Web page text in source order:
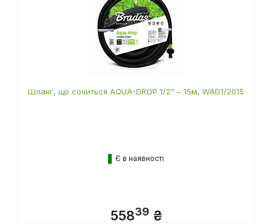
Шланг, що сочиться AQUA-DROP 1/2" – 15м, WAD1/2015
Є в наявності
55839 ₴